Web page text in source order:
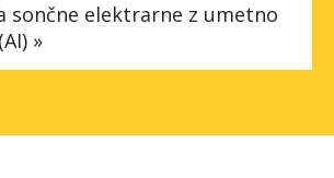
sončne elektrarne z umetno
»